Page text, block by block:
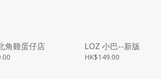
角雞蛋仔店 LOZ 小巴--新版
HK$149.00